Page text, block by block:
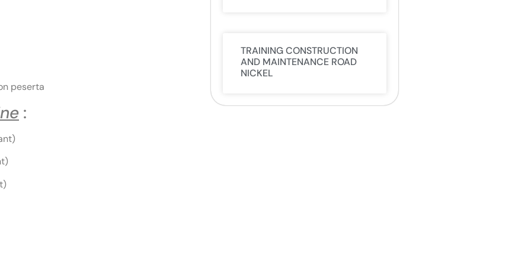
peserta
:
TRAINING CONSTRUCTION
AND MAINTENANCE ROAD
NICKEL